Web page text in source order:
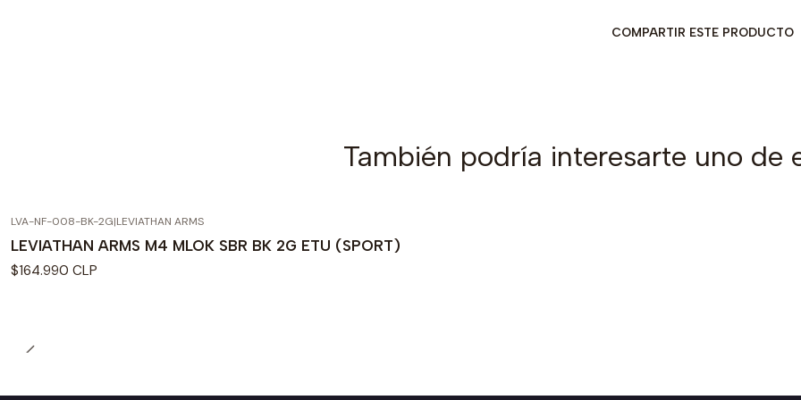
COMPARTIR ESTE PRODUCTO
También podría interesarte uno de
LVA-NF-008-BK-2G|LEVIATHAN ARMS
LEVIATHAN ARMS M4 MLOK SBR BK 2G ETU (SPORT)
$164.990 CLP